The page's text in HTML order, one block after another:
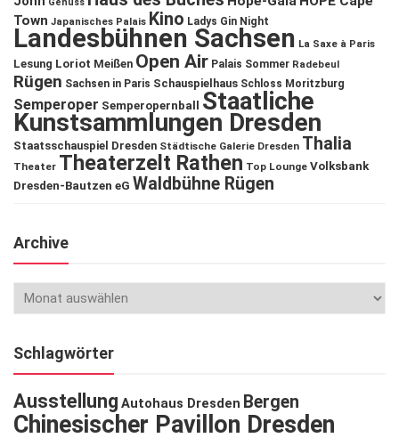
Genuss
Town Japanisches Palais Kino Ladys Gin Night
Landesbühnen Sachsen La Saxe à Paris
Lesung Loriot Meißen Open Air Palais Sommer Radebeul
Rügen Sachsen in Paris Schauspielhaus Schloss Moritzburg
Semperoper Semperopernball Staatliche
Kunstsammlungen Dresden
Staatsschauspiel Dresden Städtische Galerie Dresden Thalia
Theater Theaterzelt Rathen Top Lounge Volksbank
Dresden-Bautzen eG Waldbühne Rügen
Archive
Schlagwörter
Ausstellung Autohaus Dresden Bergen
Chinesischer Pavillon Dresden